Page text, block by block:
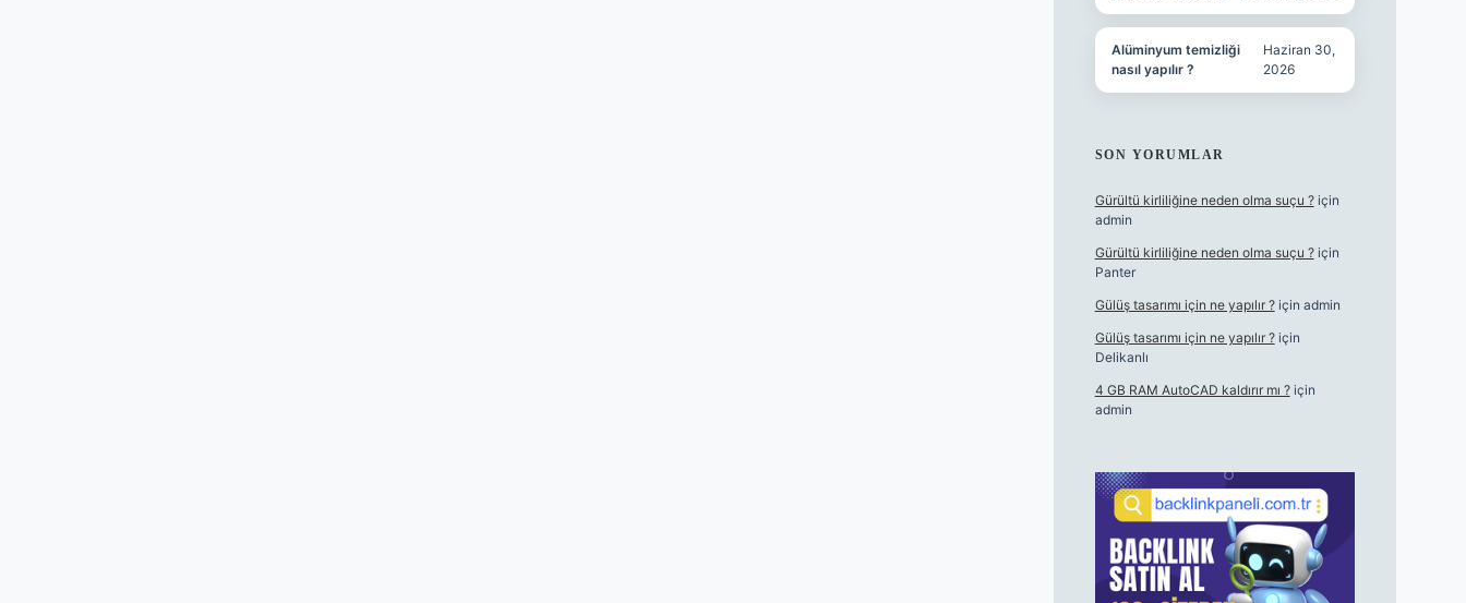
Alüminyum temizliği
nasıl yapılır ?
Haziran 30,
2026
SON YORUMLAR
Gürültü kirliliğine neden olma suçu ?için
admin
Gürültü kirliliğine neden olma suçu ?için
Panter
Gülüş tasarımı için ne yapılır ?için admin
Gülüş tasarımı için ne yapılır ?için
Delikanlı
4 GB RAM AutoCAD kaldırır mı ?için
admin